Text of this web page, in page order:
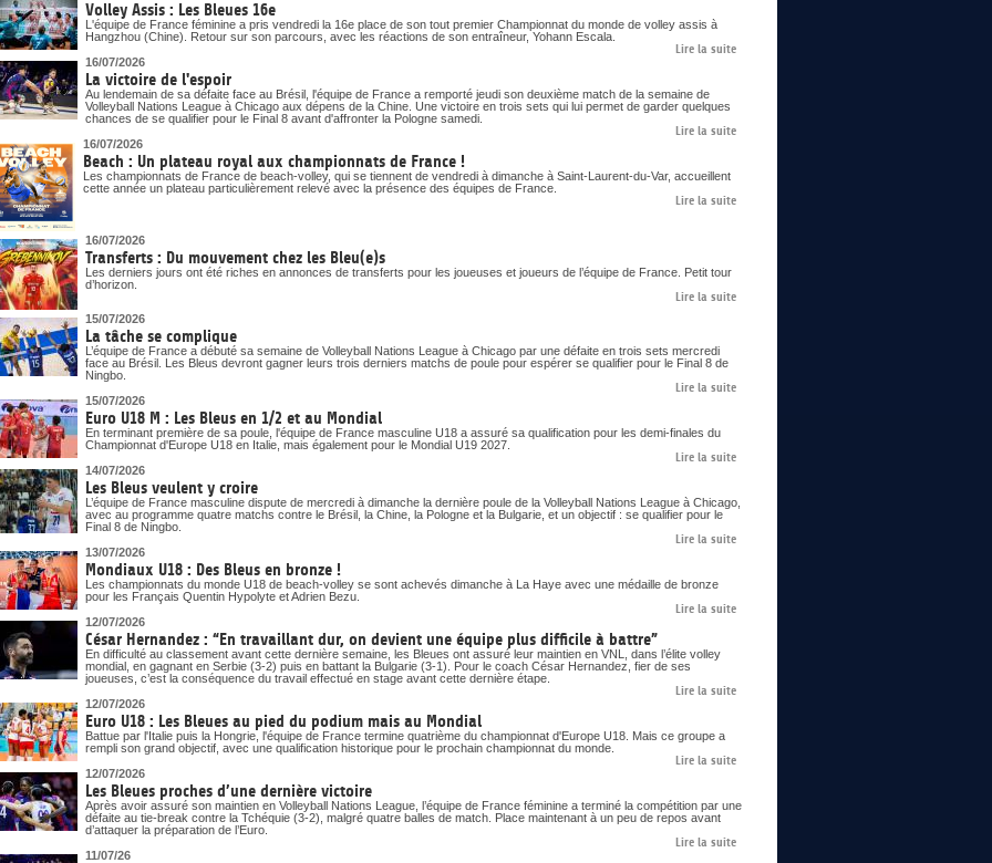
Volley Assis : Les Bleues 16e
L'équipe de France féminine a pris vendredi la 16e place de son tout premier Championnat du monde de volley assis à
Hangzhou (Chine). Retour sur son parcours, avec les réactions de son entraîneur, Yohann Escala.
Lire la suite
16/07/2026
La victoire de l'espoir
Au lendemain de sa défaite face au Brésil, l'équipe de France a remporté jeudi son deuxième match de la semaine de
Volleyball Nations League à Chicago aux dépens de la Chine. Une victoire en trois sets qui lui permet de garder quelques
chances de se qualifier pour le Final 8 avant d'affronter la Pologne samedi.
Lire la suite
16/07/2026
Beach : Un plateau royal aux championnats de France !
Les championnats de France de beach-volley, qui se tiennent de vendredi à dimanche à Saint-Laurent-du-Var, accueillent
cette année un plateau particulièrement relevé avec la présence des équipes de France.
Lire la suite
16/07/2026
Transferts : Du mouvement chez les Bleu(e)s
Les derniers jours ont été riches en annonces de transferts pour les joueuses et joueurs de l’équipe de France. Petit tour
d’horizon.
Lire la suite
15/07/2026
La tâche se complique
L’équipe de France a débuté sa semaine de Volleyball Nations League à Chicago par une défaite en trois sets mercredi
face au Brésil. Les Bleus devront gagner leurs trois derniers matchs de poule pour espérer se qualifier pour le Final 8 de
Ningbo.
Lire la suite
15/07/2026
Euro U18 M : Les Bleus en 1/2 et au Mondial
En terminant première de sa poule, l'équipe de France masculine U18 a assuré sa qualification pour les demi-finales du
Championnat d'Europe U18 en Italie, mais également pour le Mondial U19 2027.
Lire la suite
14/07/2026
Les Bleus veulent y croire
L’équipe de France masculine dispute de mercredi à dimanche la dernière poule de la Volleyball Nations League à Chicago,
avec au programme quatre matchs contre le Brésil, la Chine, la Pologne et la Bulgarie, et un objectif : se qualifier pour le
Final 8 de Ningbo.
Lire la suite
13/07/2026
Mondiaux U18 : Des Bleus en bronze !
Les championnats du monde U18 de beach-volley se sont achevés dimanche à La Haye avec une médaille de bronze
pour les Français Quentin Hypolyte et Adrien Bezu.
Lire la suite
12/07/2026
César Hernandez : “En travaillant dur, on devient une équipe plus difficile à battre”
En difficulté au classement avant cette dernière semaine, les Bleues ont assuré leur maintien en VNL, dans l’élite volley
mondial, en gagnant en Serbie (3-2) puis en battant la Bulgarie (3-1). Pour le coach César Hernandez, fier de ses
joueuses, c’est la conséquence du travail effectué en stage avant cette dernière étape.
Lire la suite
12/07/2026
Euro U18 : Les Bleues au pied du podium mais au Mondial
Battue par l'Italie puis la Hongrie, l'équipe de France termine quatrième du championnat d'Europe U18. Mais ce groupe a
rempli son grand objectif, avec une qualification historique pour le prochain championnat du monde.
Lire la suite
12/07/2026
Les Bleues proches d’une dernière victoire
Après avoir assuré son maintien en Volleyball Nations League, l’équipe de France féminine a terminé la compétition par une
défaite au tie-break contre la Tchéquie (3-2), malgré quatre balles de match. Place maintenant à un peu de repos avant
d’attaquer la préparation de l’Euro.
Lire la suite
11/07/26